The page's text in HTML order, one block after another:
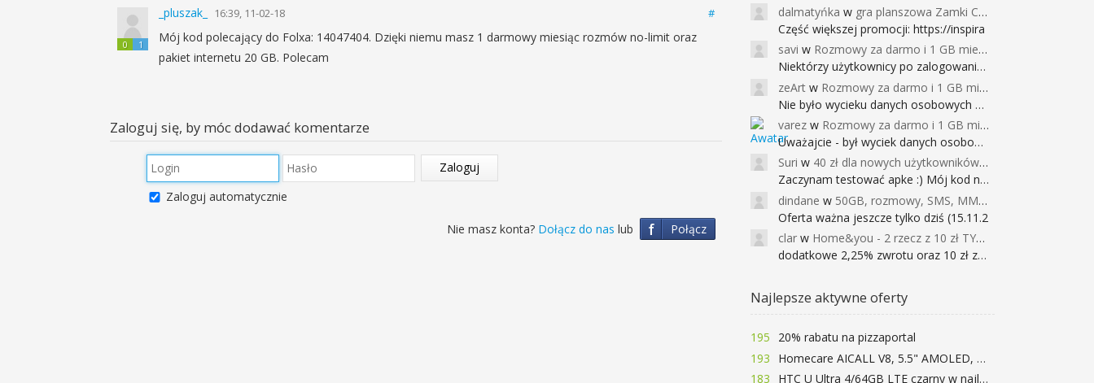
0 1
_pluszak_ 16:39, 11-02-18 #
Mój kod polecający do Folxa: 14047404. Dzięki niemu masz 1 darmowy miesiąc rozmów no-limit oraz
pakiet internetu 20 GB. Polecam
Zaloguj się, by móc dodawać komentarze
Zaloguj
Zaloguj automatycznie
f Połącz
Nie masz konta? Dołącz do nas lub
dalmatyńka w gra planszowa Zamki Caladale za 39zł
Część większej promocji: https://inspira
savi w Rozmowy za darmo i 1 GB miesięcznie
Niektórzy użytkownicy po zalogowaniu do
zeArt w Rozmowy za darmo i 1 GB miesięcznie
Nie było wycieku danych osobowych a nieo
varez w Rozmowy za darmo i 1 GB miesięcznie
Uważajcie - był wyciek danych osobowych
Suri w 40 zł dla nowych użytkowników Google Pay (dawniej Android Pay)
Zaczynam testować apke :) Mój kod na 40
dindane w 50GB, rozmowy, SMS, MMS bez limitu przez 6 miesięcy za darmo za przeniesienie numeru do Play NEXT
Oferta ważna jeszcze tylko dziś (15.11.2
clar w Home&you - 2 rzecz z 10 zł TYLKO DZISIAJ
dodatkowe 2,25% zwrotu oraz 10 zł za r
Najlepsze aktywne oferty
195
20% rabatu na pizzaportal
193
Homecare AICALL V8, 5.5" AMOLED, 4/128GB, Snapdragon 652, LTE, QC3.0, 3400mAh za 416zł
183
HTC U Ultra 4/64GB LTE czarny w najlepszej cenie na rynku 799 zł!!!